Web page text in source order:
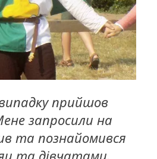
прийшов
запросили на
та познайомився
та дівчатами.